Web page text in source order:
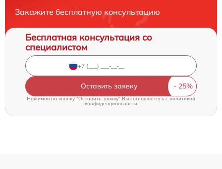
Закажите бесплатную консультацию
Бесплатная консультация со
специалистом
Оставить заявку
Нажимая на кнопку "Оставить заявку" Вы соглашаетесь cполитикой
конфиденциальности